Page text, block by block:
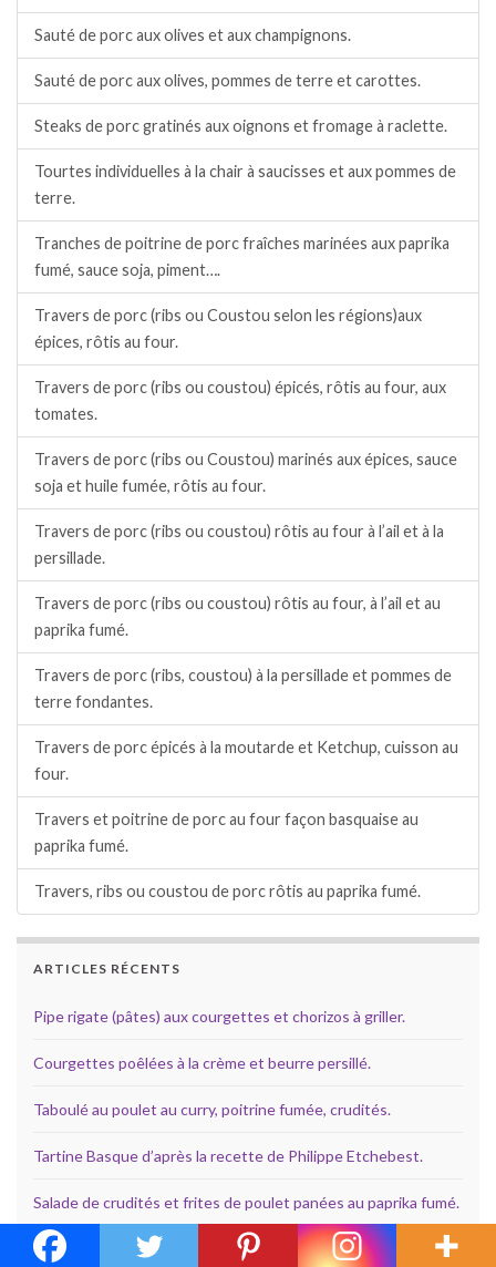
Sauté de porc aux olives et aux champignons.
Sauté de porc aux olives, pommes de terre et carottes.
Steaks de porc gratinés aux oignons et fromage à raclette.
Tourtes individuelles à la chair à saucisses et aux pommes de
terre.
Tranches de poitrine de porc fraîches marinées aux paprika
fumé, sauce soja, piment….
Travers de porc (ribs ou Coustou selon les régions)aux
épices, rôtis au four.
Travers de porc (ribs ou coustou) épicés, rôtis au four, aux
tomates.
Travers de porc (ribs ou Coustou) marinés aux épices, sauce
soja et huile fumée, rôtis au four.
Travers de porc (ribs ou coustou) rôtis au four à l’ail et à la
persillade.
Travers de porc (ribs ou coustou) rôtis au four, à l’ail et au
paprika fumé.
Travers de porc (ribs, coustou) à la persillade et pommes de
terre fondantes.
Travers de porc épicés à la moutarde et Ketchup, cuisson au
four.
Travers et poitrine de porc au four façon basquaise au
paprika fumé.
Travers, ribs ou coustou de porc rôtis au paprika fumé.
ARTICLES RÉCENTS
Pipe rigate (pâtes) aux courgettes et chorizos à griller.
Courgettes poêlées à la crème et beurre persillé.
Taboulé au poulet au curry, poitrine fumée, crudités.
Tartine Basque d’après la recette de Philippe Etchebest.
Salade de crudités et frites de poulet panées au paprika fumé.
Salade de tomates cerise à la féta, olives noires et basilic.